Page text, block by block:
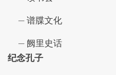
谱牒文化
阙里史话
纪念孔子